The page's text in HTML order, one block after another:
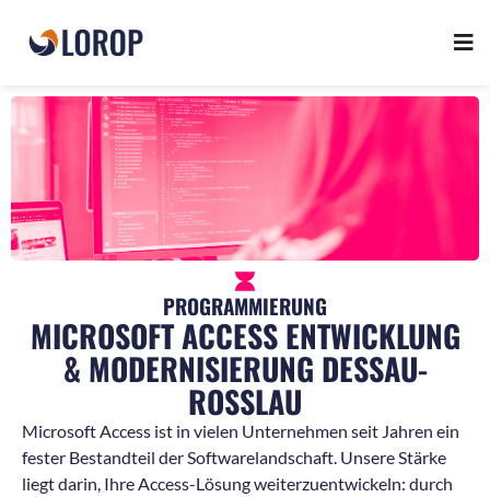
PROGRAMMIERUNG
MICROSOFT ACCESS ENTWICKLUNG
& MODERNISIERUNG DESSAU-
ROSSLAU
Microsoft Access ist in vielen Unternehmen seit Jahren ein
fester Bestandteil der Softwarelandschaft. Unsere Stärke
liegt darin, Ihre Access-Lösung weiterzuentwickeln: durch